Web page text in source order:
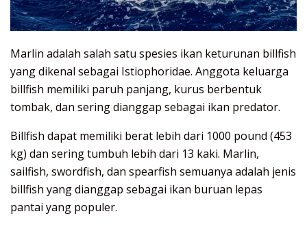
Marlin adalah salah satu spesies ikan keturunan billfish
yang dikenal sebagai Istiophoridae. Anggota keluarga
billfish memiliki paruh panjang, kurus berbentuk
tombak, dan sering dianggap sebagai ikan predator.
Billfish dapat memiliki berat lebih dari 1000 pound (453
kg) dan sering tumbuh lebih dari 13 kaki. Marlin,
sailfish, swordfish, dan spearfish semuanya adalah jenis
billfish yang dianggap sebagai ikan buruan lepas
pantai yang populer.